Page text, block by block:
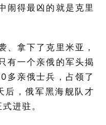
闹得最凶的就是克里
、拿下了克里米亚，
有一个亲俄的军头揭
多亲俄士兵，占领了
后，俄军黑海舰队才
进驻。